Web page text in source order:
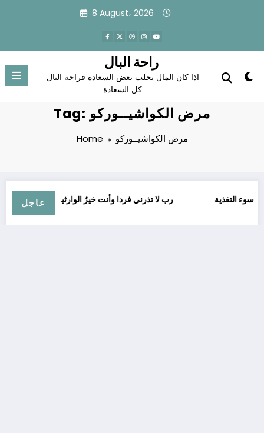
8 August، 2026
راحة البال
اذا كان المال يجلب بعض السعادة فراحة البال
كل السعادة
Tag: مرض الكواشيــوركو
Home مرض الكواشيــوركو
عاجلﺭﺏ ﻻ ﺗﺬﺭﻧﻲ ﻓﺮﺩﺍ ﻭﺃﻧﺖ ﺧﻴﺮُ ﺍﻟﻮﺍﺭﺛﻴﻦ سوء التغذية